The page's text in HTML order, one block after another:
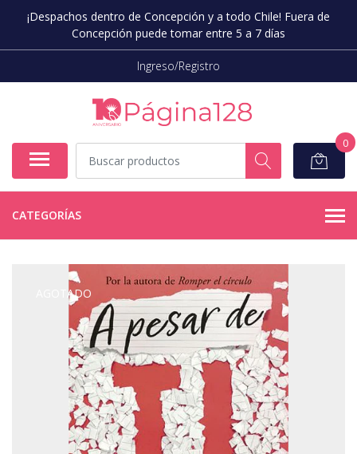
¡Despachos dentro de Concepción y a todo Chile! Fuera de
Concepción puede tomar entre 5 a 7 días
Ingreso/Registro
0
CATEGORÍAS
AGOTADO